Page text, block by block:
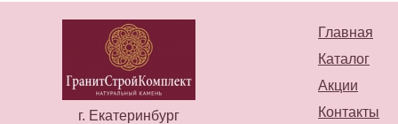
Главная
Каталог
Акции
Контакты
г. Екатеринбург